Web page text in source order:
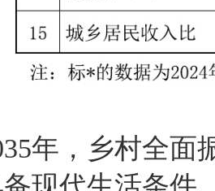
，乡村全面振